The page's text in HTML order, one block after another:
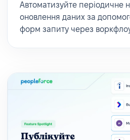
Автоматизуйте періодичне
оновлення даних за
форм запиту через